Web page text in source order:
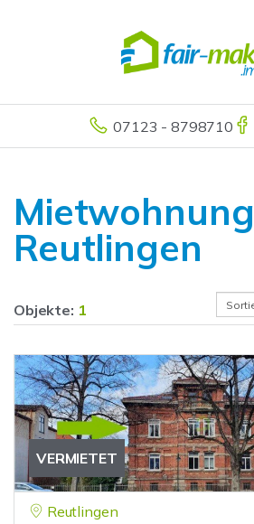
07123 - 8798710
Mietwohnung
Reutlingen
Objekte: 1
VERMIETET
Reutlingen